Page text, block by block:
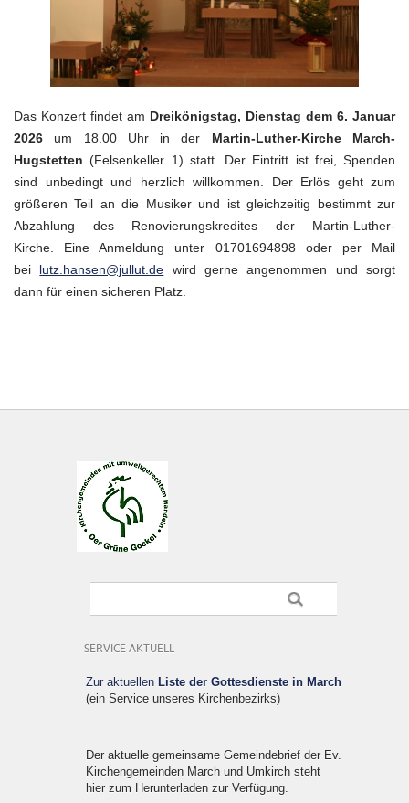
Das Konzert findet am Dreikönigstag, Dienstag dem 6. Januar
2026 um 18.00 Uhr in der Martin-Luther-Kirche March-
Hugstetten (Felsenkeller 1) statt. Der Eintritt ist frei, Spenden
sind unbedingt und herzlich willkommen. Der Erlös geht zum
größeren Teil an die Musiker und ist gleichzeitig bestimmt zur
Abzahlung des Renovierungskredites der Martin-Luther-
Kirche. Eine Anmeldung unter 01701694898 oder per Mail
bei lutz.hansen@jullut.de wird gerne angenommen und sorgt
dann für einen sicheren Platz.
SERVICE AKTUELL
Zur aktuellen Liste der Gottesdienste in March
(ein Service unseres Kirchenbezirks)
Der aktuelle gemeinsame Gemeindebrief der Ev.
Kirchengemeinden March und Umkirch steht
hier zum Herunterladen zur Verfügung.